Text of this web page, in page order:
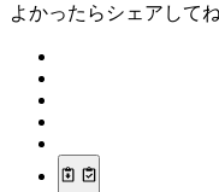
よかったらシェアしてね